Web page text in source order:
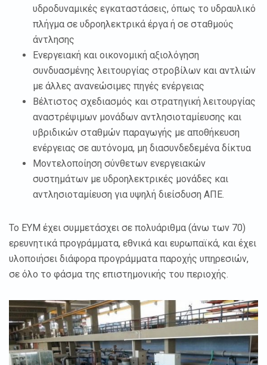
υδροδυναμικές εγκαταστάσεις, όπως το υδραυλικό
πλήγμα σε υδροηλεκτρικά έργα ή σε σταθμούς
άντλησης
Ενεργειακή και οικονομική αξιολόγηση
συνδυασμένης λειτουργίας στροβίλων και αντλιών
με άλλες ανανεώσιμες πηγές ενέργειας
Βέλτιστος σχεδιασμός και στρατηγική λειτουργίας
αναστρέψιμων μονάδων αντλησιοταμίευσης και
υβριδικών σταθμών παραγωγής με αποθήκευση
ενέργειας σε αυτόνομα, μη διασυνδεδεμένα δίκτυα
Μοντελοποίηση σύνθετων ενεργειακών
συστημάτων με υδροηλεκτρικές μονάδες και
αντλησιοταμίευση για υψηλή διείσδυση ΑΠΕ.
Το ΕΥΜ έχει συμμετάσχει σε πολυάριθμα (άνω των 70)
ερευνητικά προγράμματα, εθνικά και ευρωπαϊκά, και έχει
υλοποιήσει διάφορα προγράμματα παροχής υπηρεσιών,
σε όλο το φάσμα της επιστημονικής του περιοχής.